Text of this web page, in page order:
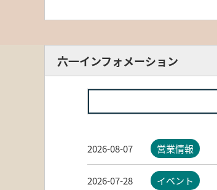
六一インフォメーション
2026-08-07 営業情報
2026-07-28 イベント